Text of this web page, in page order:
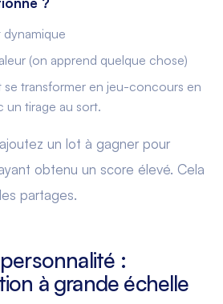
(on apprend quelque chose)
se transformer en jeu-concours en
un tirage au sort.
ajoutez un lot à gagner pour
obtenu un score élevé. Cela
partages.
:
à grande échelle